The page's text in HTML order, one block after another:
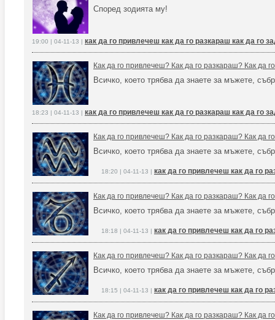
Според зодията му!
19:00 | 04-11-13 | как да го привлечеш как да го разкараш как да го
Как да го привлечеш? Как да го разкараш? Как да
Всичко, което трябва да знаете за мъжете,
18:23 | 04-11-13 | как да го привлечеш как да го разкараш как да го
Как да го привлечеш? Как да го разкараш? Как да
Всичко, което трябва да знаете за мъжете,
18:20 | 04-11-13 | как да го привлечеш как да го
Как да го привлечеш? Как да го разкараш? Как да
Всичко, което трябва да знаете за мъжете,
18:18 | 04-11-13 | как да го привлечеш как да го
Как да го привлечеш? Как да го разкараш? Как да
Всичко, което трябва да знаете за мъжете,
18:15 | 04-11-13 | как да го привлечеш как да го
Как да го привлечеш? Как да го разкараш? Как да